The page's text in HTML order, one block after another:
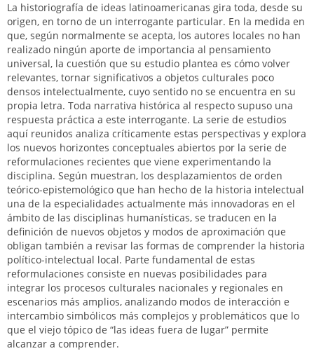
La historiografía de ideas latinoamericanas gira toda, desde su
origen, en torno de un interrogante particular. En la medida en
que, según normalmente se acepta, los autores locales no han
realizado ningún aporte de importancia al pensamiento
universal, la cuestión que su estudio plantea es cómo volver
relevantes, tornar significativos a objetos culturales poco
densos intelectualmente, cuyo sentido no se encuentra en su
propia letra. Toda narrativa histórica al respecto supuso una
respuesta práctica a este interrogante. La serie de estudios
aquí reunidos analiza críticamente estas perspectivas y explora
los nuevos horizontes conceptuales abiertos por la serie de
reformulaciones recientes que viene experimentando la
disciplina. Según muestran, los desplazamientos de orden
teórico-epistemológico que han hecho de la historia intelectual
una de la especialidades actualmente más innovadoras en el
ámbito de las disciplinas humanísticas, se traducen en la
definición de nuevos objetos y modos de aproximación que
obligan también a revisar las formas de comprender la historia
político-intelectual local. Parte fundamental de estas
reformulaciones consiste en nuevas posibilidades para
integrar los procesos culturales nacionales y regionales en
escenarios más amplios, analizando modos de interacción e
intercambio simbólicos más complejos y problemáticos que lo
que el viejo tópico de “las ideas fuera de lugar” permite
alcanzar a comprender.